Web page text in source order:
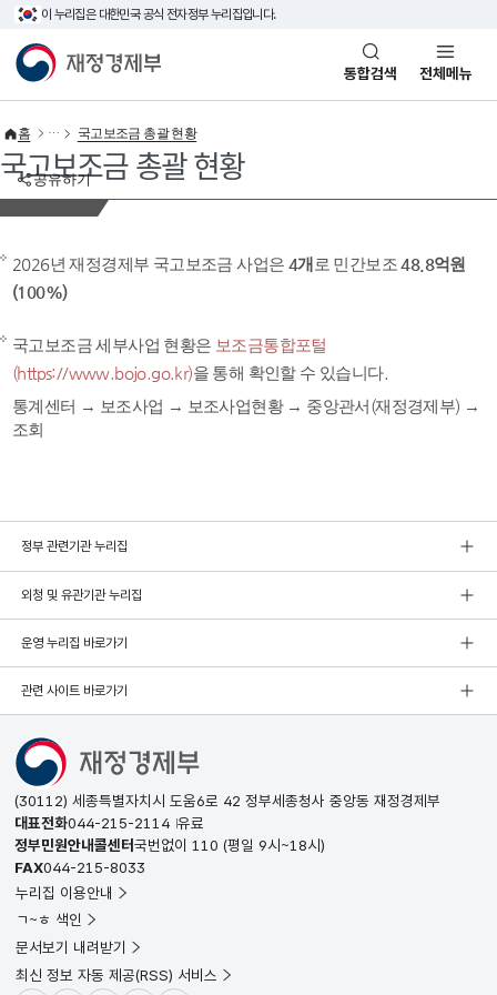
이 누리집은 대한민국 공식 전자정부 누리집입니다.
재정경제부(www.mofe.go.kr)통합검색 전체메뉴
공유하기
홈 국고보조금 총괄 현황
국고보조금 총괄 현황
2026년 재정경제부 국고보조금 사업은 4개 로 민간보조48.8억원
(100%)
국고보조금 세부사업 현황은 보조금통합포털
(https://www.bojo.go.kr)을 통해 확인할 수 있습니다.
통계센터 → 보조사업 → 보조사업현황 → 중앙관서(재정경제부) →
조회
정부 관련기관 누리집
외청 및 유관기관 누리집
운영 누리집 바로가기
관련 사이트 바로가기
(30112) 세종특별자치시 도움6로 42 정부세종청사 중앙동 재정경제부
대표전화044-215-2114 유료
정부민원안내콜센터국번없이 110 (평일 9시~18시)
FAX044-215-8033
누리집 이용안내
ㄱ~ㅎ 색인
문서보기 내려받기
최신 정보 자동 제공(RSS) 서비스